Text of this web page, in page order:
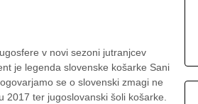
v novi sezoni jutranjcev
je legenda slovenske košarke Sani
se o slovenski zmagi ne
2017 ter jugoslovanski šoli košarke.